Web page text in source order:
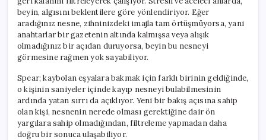
beyin, algısını beklentilere göre yönlendiriyor. Eğer
aradığınız nesne, zihninizdeki imajla tam örtüşmüyorsa, yani
anahtarlar bir gazetenin altında kalmışsa veya alışık
olmadığınız bir açıdan duruyorsa, beyin bu nesneyi
görmesine rağmen yok sayabiliyor.
Spear; kaybolan eşyalara bakmak için farklı birinin geldiğinde,
o kişinin saniyeler içinde kayıp nesneyi bulabilmesinin
ardında yatan sırrı da açıklıyor. Yeni bir bakış açısına sahip
olan kişi, nesnenin nerede olması gerektiğine dair ön
yargılara sahip olmadığından, filtreleme yapmadan daha
doğru bir sonuca ulaşabiliyor.